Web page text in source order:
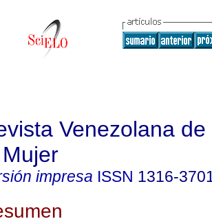
Venezolana
impresa ISSN 1316-